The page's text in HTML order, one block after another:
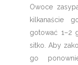
Owoce
kilkanaście
gotować 1–2
sitko. Aby
go